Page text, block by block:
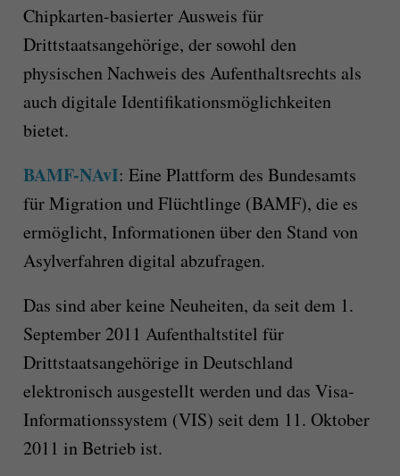
Chipkarten-basierter Ausweis für
Drittstaatsangehörige, der sowohl den
physischen Nachweis des Aufenthaltsrechts als
auch digitale Identifikationsmöglichkeiten
bietet.
BAMF-NAvI: Eine Plattform des Bundesamts
für Migration und Flüchtlinge (BAMF), die es
ermöglicht, Informationen über den Stand von
Asylverfahren digital abzufragen.
Das sind aber keine Neuheiten, da seit dem 1.
September 2011 Aufenthaltstitel für
Drittstaatsangehörige in Deutschland
elektronisch ausgestellt werden und das Visa-
Informationssystem (VIS) seit dem 11. Oktober
2011 in Betrieb ist.